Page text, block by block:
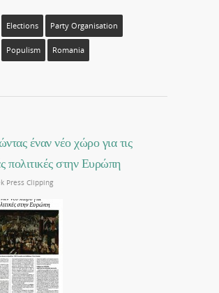
Elections Party Organisation
Populism Romania
έναν νέο χώρο για τις
πολιτικές στην Ευρώπη
Press Clipping